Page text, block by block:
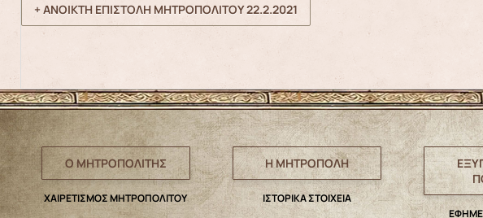
+ ΑΝΟΙΚΤΗ ΕΠΙΣΤΟΛΗ ΜΗΤΡΟΠΟΛΙΤΟΥ 22.2.2021
Ο ΜΗΤΡΟΠΟΛΙΤΗΣ
ΧΑΙΡΕΤΙΣΜΟΣ ΜΗΤΡΟΠΟΛΙΤΟΥ
Η ΜΗΤΡΟΠΟΛΗ
IΣΤΟΡΙΚΑ ΣΤΟΙΧΕΙΑ